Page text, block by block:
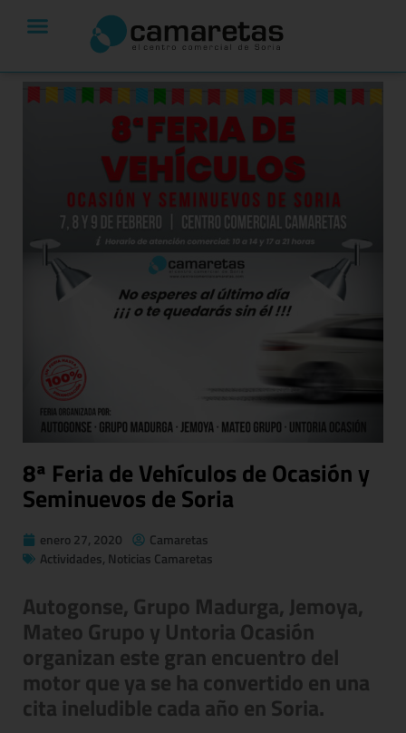
8ª Feria de Vehículos de Ocasión y
Seminuevos de Soria
enero 27, 2020
Camaretas
Actividades, Noticias Camaretas
Autogonse, Grupo Madurga, Jemoya,
Mateo Grupo y Untoria Ocasión
organizan este gran encuentro del
motor que ya se ha convertido en una
cita ineludible cada año en Soria.